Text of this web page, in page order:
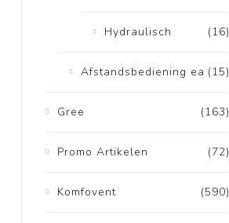
(16)
Hydraulisch
(15)
Afstandsbediening ea
(163)
Gree
(72)
Promo Artikelen
(590)
Komfovent